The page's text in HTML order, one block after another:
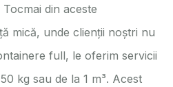
din aceste
mică, unde clienții noștri nu
full, le oferim servicii
kg sau de la 1 m³. Acest